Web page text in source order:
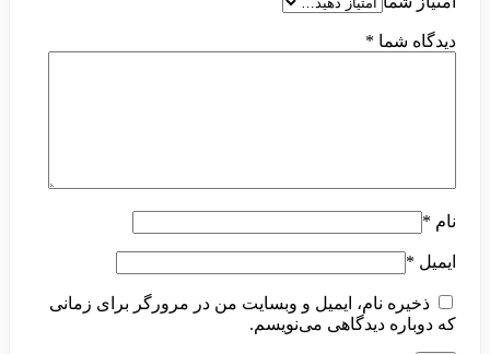
دیدگاه شما *
نام *
ایمیل *
ذخیره نام، ایمیل و وبسایت من در مرورگر برای زمانی
که دوباره دیدگاهی می‌نویسم.